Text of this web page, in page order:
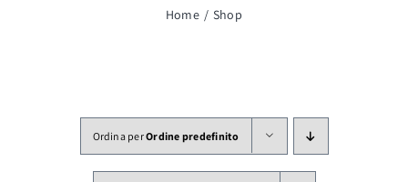
Home Shop
Ordina perOrdine predefinito